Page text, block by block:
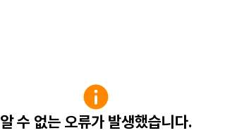
알 수 없는 오류가 발생했습니다.